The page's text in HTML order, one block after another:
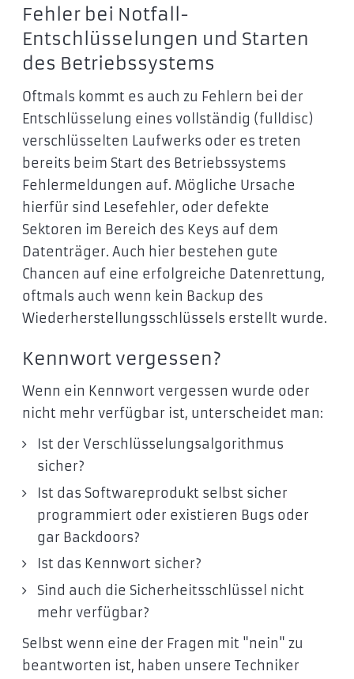
Fehler bei Notfall-
Entschlüsselungen und Starten
des Betriebssystems
Oftmals kommt es auch zu Fehlern bei der
Entschlüsselung eines vollständig (fulldisc)
verschlüsselten Laufwerks oder es treten
bereits beim Start des Betriebssystems
Fehlermeldungen auf. Mögliche Ursache
hierfür sind Lesefehler, oder defekte
Sektoren im Bereich des Keys auf dem
Datenträger. Auch hier bestehen gute
Chancen auf eine erfolgreiche Datenrettung,
oftmals auch wenn kein Backup des
Wiederherstellungsschlüssels erstellt wurde.
Kennwort vergessen?
Wenn ein Kennwort vergessen wurde oder
nicht mehr verfügbar ist, unterscheidet man:
Ist der Verschlüsselungsalgorithmus
sicher?
Ist das Softwareprodukt selbst sicher
programmiert oder existieren Bugs oder
gar Backdoors?
Ist das Kennwort sicher?
Sind auch die Sicherheitsschlüssel nicht
mehr verfügbar?
Selbst wenn eine der Fragen mit "nein" zu
beantworten ist, haben unsere Techniker